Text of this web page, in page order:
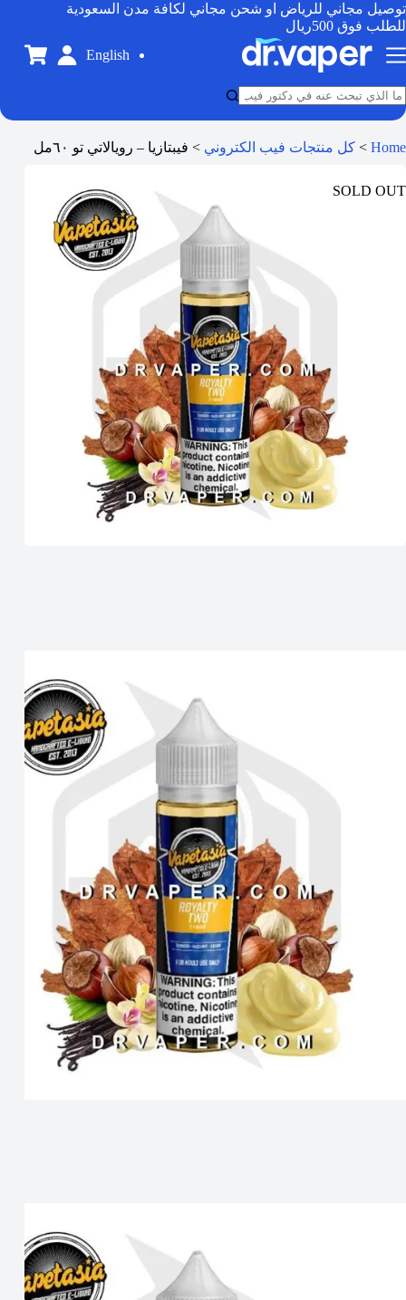
توصيل مجاني للرياض او شحن مجاني لكافة مدن السعودية
للطلب فوق 500ريال
English
Home
> كل منتجات فيب الكتروني > فيبتازيا – رويالاتي تو ٦٠مل
SOLD OUT